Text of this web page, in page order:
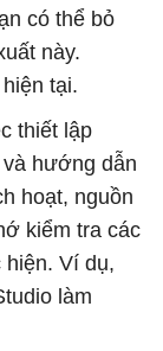
có thể bỏ
này.
tại.
thiết lập
hướng dẫn
hoạt, nguồn
kiểm tra các
hiện. Ví dụ,
làm